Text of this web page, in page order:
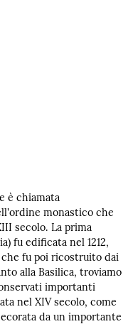
è chiamata
monastico che
secolo. La prima
fu edificata nel 1212,
fu poi ricostruito dai
alla Basilica, troviamo
importanti
nel XIV secolo, come
da un importante